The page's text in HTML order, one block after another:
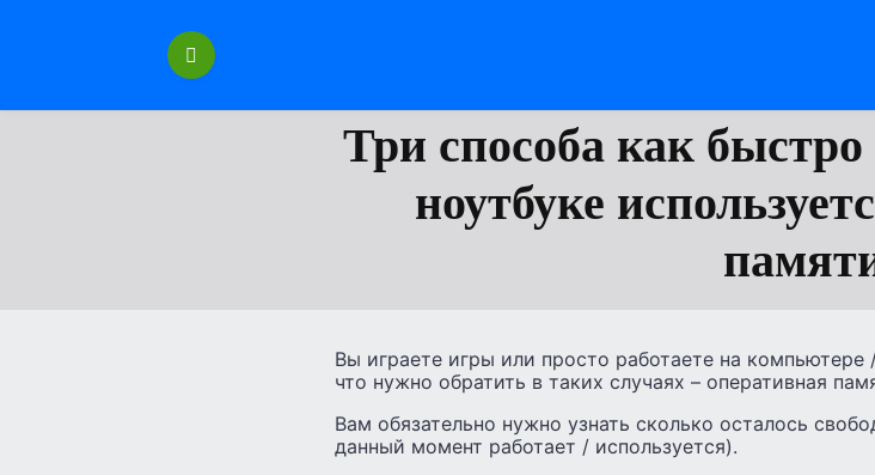
Три способа как быстро
ноутбуке
Вы играете игры или просто работаете на компьютере
что нужно обратить в таких случаях – оперативная
Вам обязательно нужно узнать сколько осталось
данный момент работает / используется).